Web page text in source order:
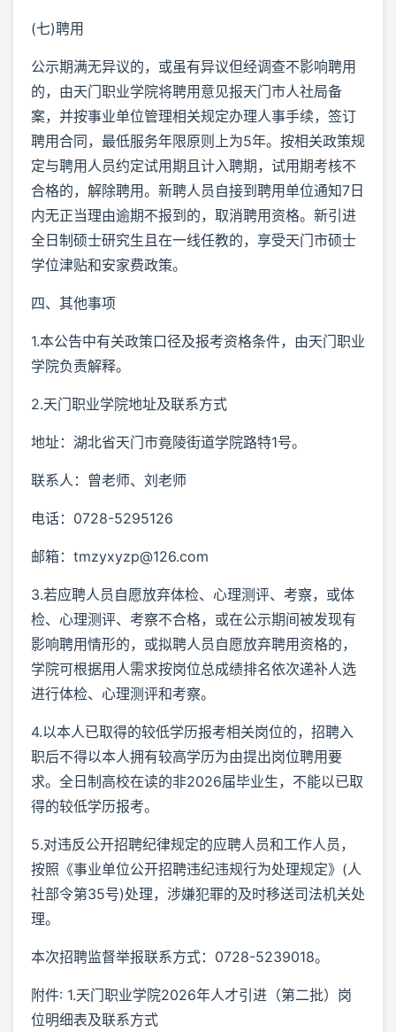
(七)聘用
公示期满无异议的，或虽有异议但经调查不影响聘用
的，由天门职业学院将聘用意见报天门市人社局备
案，并按事业单位管理相关规定办理人事手续，签订
聘用合同，最低服务年限原则上为5年。按相关政策规
定与聘用人员约定试用期且计入聘期，试用期考核不
合格的，解除聘用。新聘人员自接到聘用单位通知7日
内无正当理由逾期不报到的，取消聘用资格。新引进
全日制硕士研究生且在一线任教的，享受天门市硕士
学位津贴和安家费政策。
四、其他事项
1.本公告中有关政策口径及报考资格条件，由天门职业
学院负责解释。
2.天门职业学院地址及联系方式
地址：湖北省天门市竟陵街道学院路特1号。
联系人：曾老师、刘老师
电话：0728-5295126
邮箱：tmzyxyzp@126.com
3.若应聘人员自愿放弃体检、心理测评、考察，或体
检、心理测评、考察不合格，或在公示期间被发现有
影响聘用情形的，或拟聘人员自愿放弃聘用资格的，
学院可根据用人需求按岗位总成绩排名依次递补人选
进行体检、心理测评和考察。
4.以本人已取得的较低学历报考相关岗位的，招聘入
职后不得以本人拥有较高学历为由提出岗位聘用要
求。全日制高校在读的非2026届毕业生，不能以已取
得的较低学历报考。
5.对违反公开招聘纪律规定的应聘人员和工作人员，
按照《事业单位公开招聘违纪违规行为处理规定》(人
社部令第35号)处理，涉嫌犯罪的及时移送司法机关处
理。
本次招聘监督举报联系方式：0728-5239018。
附件: 1.天门职业学院2026年人才引进（第二批）岗
位明细表及联系方式